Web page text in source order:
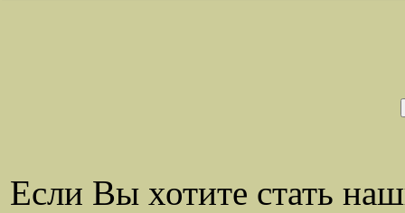
Если Вы хотите стать